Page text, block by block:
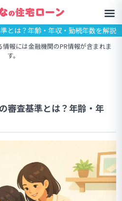
とは？年齢・年収・勤続年数を解説
報には金融機関のPR情報が含まれま
す。
審査基準とは？年齢・年